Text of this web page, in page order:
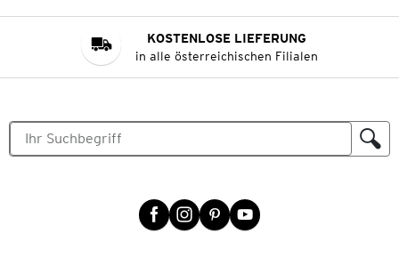
KOSTENLOSE LIEFERUNG
in alle österreichischen Filialen